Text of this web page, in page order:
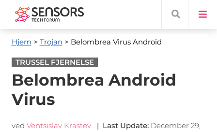
Hjem > Trojan > Belombrea Virus Android
TRUSSEL FJERNELSE
Belombrea Android
Virus
ved Ventsislav Krastev | Last Update: December 29,